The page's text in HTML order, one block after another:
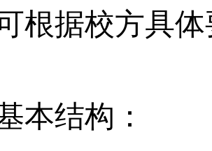
根据校方具
本结构：